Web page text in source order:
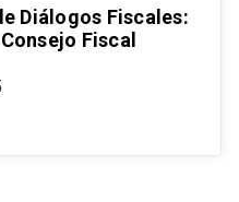
Diálogos Fiscales:
Fiscal